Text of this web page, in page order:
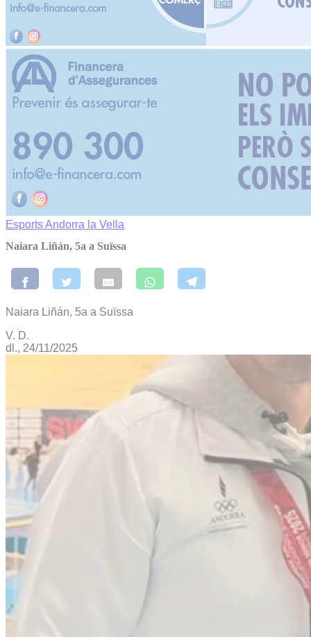
EsportsAndorra la Vella
Naiara Liñán, 5a a Suïssa
Naiara Liñán, 5a a Suïssa
V. D.
dl., 24/11/2025